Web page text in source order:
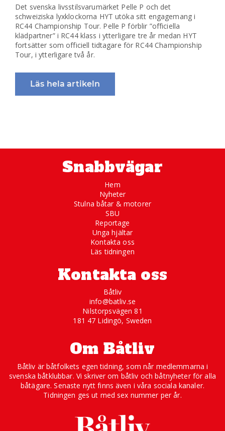
Det svenska livsstilsvarumärket Pelle P och det
schweiziska lyxklockorna HYT utöka sitt engagemang i
RC44 Championship Tour. Pelle P förblir ”officiella
klädpartner” i RC44 klass i ytterligare tre år medan HYT
fortsätter som officiell tidtagare för RC44 Championship
Tour, i ytterligare två år.
Läs hela artikeln
Snabbvägar
Hem
Nyheter
Stulna båtar & motorer
SBU
Reportage
Unga hjältar
Kontakta oss
Läs tidningen
Kontakta oss
Båtliv
info@batliv.se
Nilstorpsvägen 81
181 47 Lidingö, Sweden
Om Båtliv
Båtliv är båtfolkets egen tidning, som når medlemmarna i
svenska båtklubbar. Vi skriver om båtliv och båtnyheter för alla
båtägare. Senaste nytt finns även i våra sociala kanaler.
Tidningen ges ut med sex nummer per år.